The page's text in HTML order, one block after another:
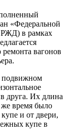
«Федеральной
в рамках
ремонта вагонов
подвижном
друга. Их длина
же время было
и от двери,
купе в